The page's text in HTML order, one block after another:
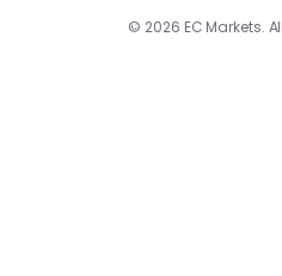
© 2026 EC Markets.